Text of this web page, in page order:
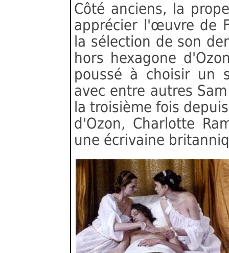
Côté anciens, la
apprécier l'œuvre de
la sélection de son
hors hexagone
poussé à choisir un
avec entre autres
la troisième fois
d'Ozon, Charlotte
une écrivaine